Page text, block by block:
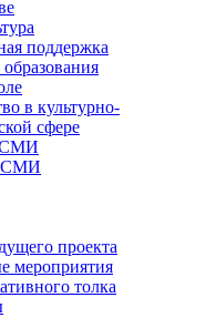
поддержка
в культурно-
сфере
СМИ
СМИ
проекта
мероприятия
толка